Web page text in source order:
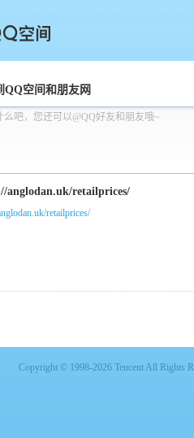
间
QQ空间和朋友网
么吧，您还可以@QQ好友和朋友哦~
retailprices/
Copyright © 1998-2026 Tencent All Rights